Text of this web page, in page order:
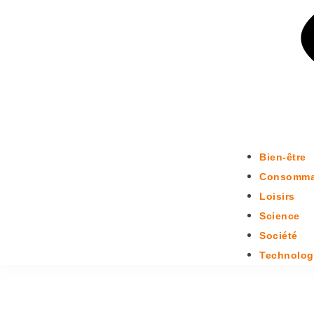
Bien-être
Loisirs
Science
Société